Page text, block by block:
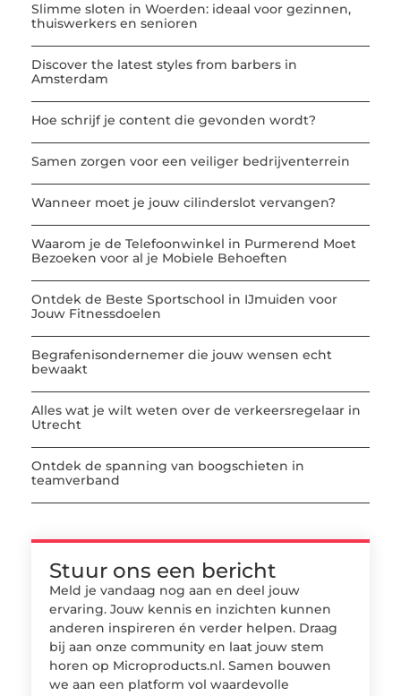
Slimme sloten in Woerden: ideaal voor gezinnen,
thuiswerkers en senioren
Discover the latest styles from barbers in
Amsterdam
Hoe schrijf je content die gevonden wordt?
Samen zorgen voor een veiliger bedrijventerrein
Wanneer moet je jouw cilinderslot vervangen?
Waarom je de Telefoonwinkel in Purmerend Moet
Bezoeken voor al je Mobiele Behoeften
Ontdek de Beste Sportschool in IJmuiden voor
Jouw Fitnessdoelen
Begrafenisondernemer die jouw wensen echt
bewaakt
Alles wat je wilt weten over de verkeersregelaar in
Utrecht
Ontdek de spanning van boogschieten in
teamverband
Stuur ons een bericht
Meld je vandaag nog aan en deel jouw
ervaring. Jouw kennis en inzichten kunnen
anderen inspireren én verder helpen. Draag
bij aan onze community en laat jouw stem
horen op Microproducts.nl. Samen bouwen
we aan een platform vol waardevolle